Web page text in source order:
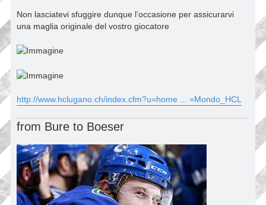
Non lasciatevi sfuggire dunque l’occasione per assicurarvi
una maglia originale del vostro giocatore
http://www.hclugano.ch/index.cfm?u=home ... =Mondo_HCL
from Bure to Boeser